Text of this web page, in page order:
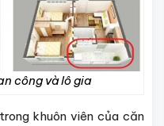
công và lô gia
khuôn viên của căn